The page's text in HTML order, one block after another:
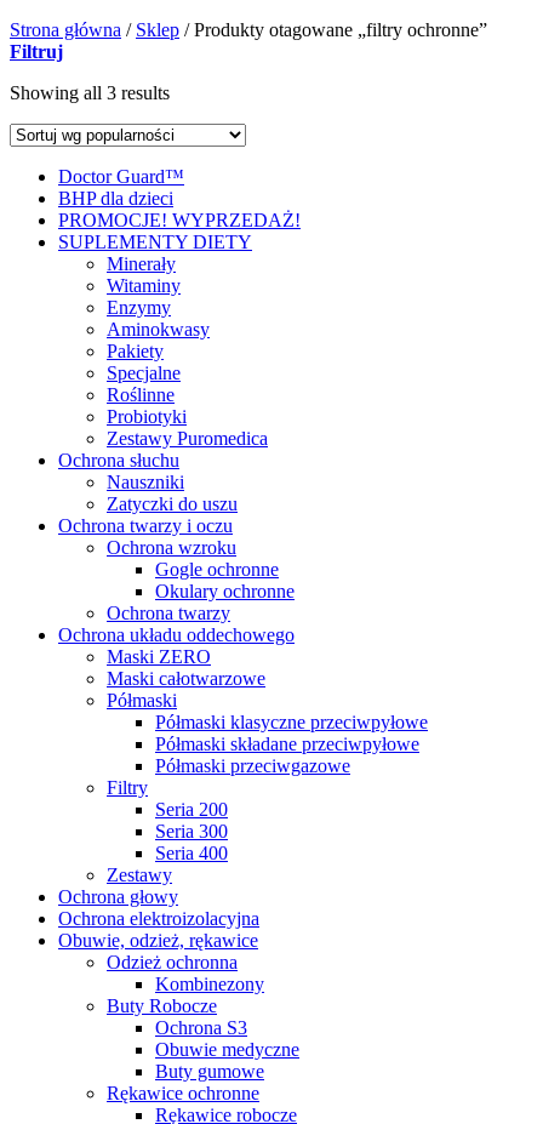
Strona główna / Sklep /Produkty otagowane „filtry ochronne”
Filtruj
Showing all 3 results
Doctor Guard™
BHP dla dzieci
PROMOCJE! WYPRZEDAŻ!
SUPLEMENTY DIETY
Minerały
Witaminy
Enzymy
Aminokwasy
Pakiety
Specjalne
Roślinne
Probiotyki
Zestawy Puromedica
Ochrona słuchu
Nauszniki
Zatyczki do uszu
Ochrona twarzy i oczu
Ochrona wzroku
Gogle ochronne
Okulary ochronne
Ochrona twarzy
Ochrona układu oddechowego
Maski ZERO
Maski całotwarzowe
Półmaski
Półmaski klasyczne przeciwpyłowe
Półmaski składane przeciwpyłowe
Półmaski przeciwgazowe
Filtry
Seria 200
Seria 300
Seria 400
Zestawy
Ochrona głowy
Ochrona elektroizolacyjna
Obuwie, odzież, rękawice
Odzież ochronna
Kombinezony
Buty Robocze
Ochrona S3
Obuwie medyczne
Buty gumowe
Rękawice ochronne
Rękawice robocze